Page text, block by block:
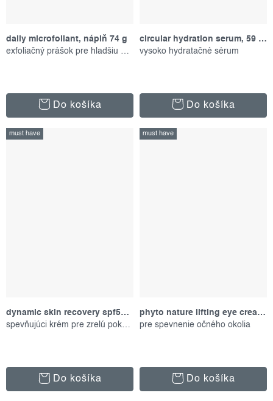
daily microfoliant, náplň 74 g
Do košíka
circular hydration serum, 59 ml
vysoko hydratačné sérum
Do košíka
must have
dynamic skin recovery spf50, 100 ml
spevňujúci krém pre zrelú pokožku
Do košíka
must have
phyto nature lifting eye cream, 15 ml
pre spevnenie očného okolia
Do košíka